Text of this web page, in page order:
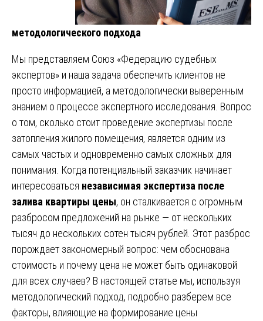
методологического подхода
Мы представляем Союз «Федерацию судебных
экспертов» и наша задача обеспечить клиентов не
просто информацией, а методологически выверенным
знанием о процессе экспертного исследования. Вопрос
о том, сколько стоит проведение экспертизы после
затопления жилого помещения, является одним из
самых частых и одновременно самых сложных для
понимания. Когда потенциальный заказчик начинает
интересоваться независимая экспертиза после
залива квартиры цены, он сталкивается с огромным
разбросом предложений на рынке — от нескольких
тысяч до нескольких сотен тысяч рублей. Этот разброс
порождает закономерный вопрос: чем обоснована
стоимость и почему цена не может быть одинаковой
для всех случаев? В настоящей статье мы, используя
методологический подход, подробно разберем все
факторы, влияющие на формирование цены